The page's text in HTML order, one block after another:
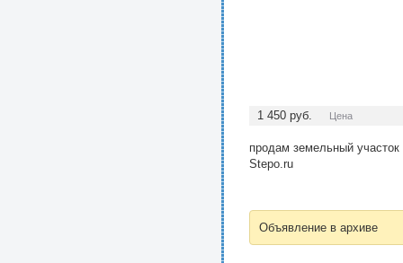
1 450 руб. Цена
продам земельный
Stepo.ru
Объявление в архиве